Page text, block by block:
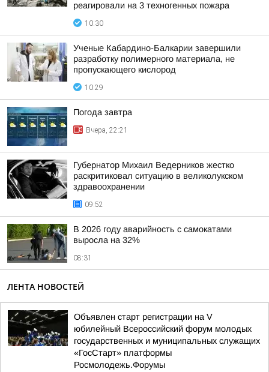
реагировали на 3 техногенных пожара
10:30
Ученые Кабардино-Балкарии завершили
разработку полимерного материала, не
пропускающего кислород
10:29
Погода завтра
Вчера, 22:21
Губернатор Михаил Ведерников жестко
раскритиковал ситуацию в великолукском
здравоохранении
09:52
В 2026 году аварийность с самокатами
выросла на 32%
08:31
ЛЕНТА НОВОСТЕЙ
Объявлен старт регистрации на V
юбилейный Всероссийский форум молодых
государственных и муниципальных служащих
«ГосСтарт» платформы
Росмолодежь.Форумы